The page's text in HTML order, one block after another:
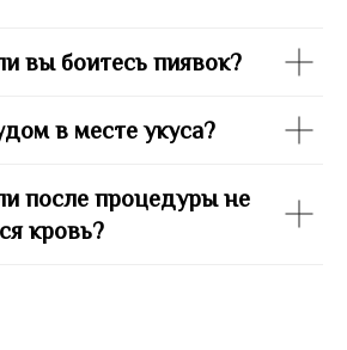
вы боитесь пиявок?
в месте укуса?
после процедуры не
кровь?